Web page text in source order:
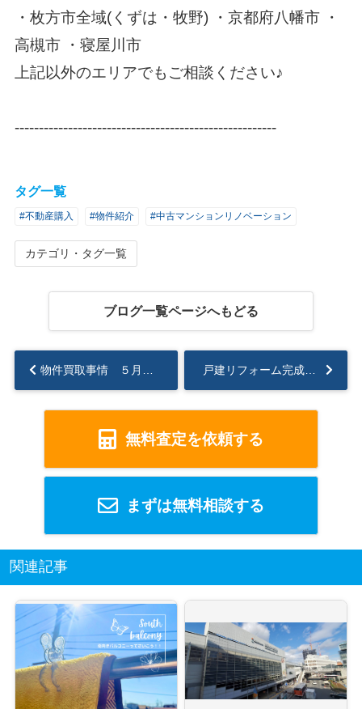
・枚方市全域(くずは・牧野) ・京都府八幡市 ・
高槻市 ・寝屋川市
上記以外のエリアでもご相談ください♪
------------------------------------------------------
タグ一覧
#不動産購入 #物件紹介 #中古マンションリノベーション
カテゴリ・タグ一覧
ブログ一覧ページへもどる
無料査定を依頼する
まずは無料相談する
関連記事